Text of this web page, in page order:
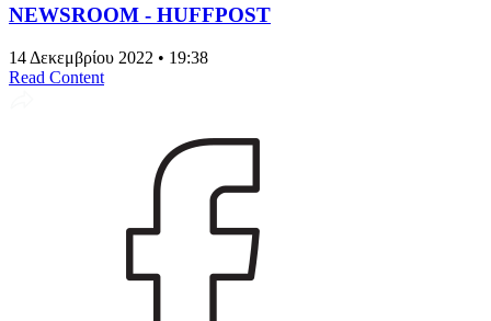
NEWSROOM - HUFFPOST
14 Δεκεμβρίου 2022 • 19:38
Read Content